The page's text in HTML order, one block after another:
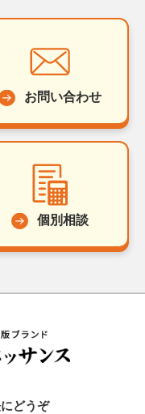
お問い合わせ
個別相談
どうぞ